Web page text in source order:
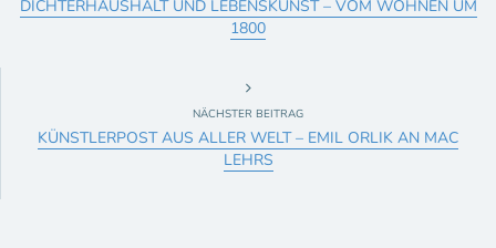
DICHTERHAUSHALT UND LEBENSKUNST – VOM WOHNEN UM
1800
NÄCHSTER BEITRAG
KÜNSTLERPOST AUS ALLER WELT – EMIL ORLIK AN MAC
LEHRS